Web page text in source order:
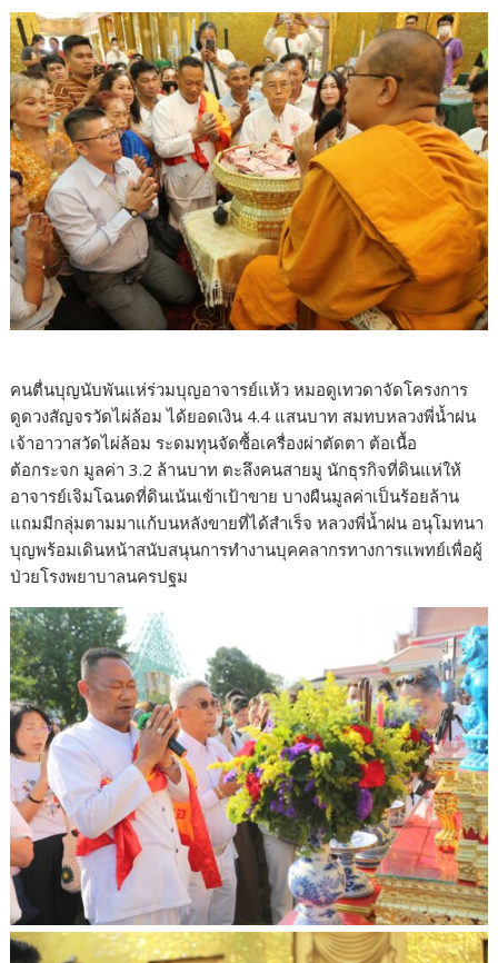
คนตื่นบุญนับพันแห่ร่วมบุญอาจารย์แห้ว หมอดูเทวดาจัดโครงการ
ดูดวงสัญจรวัดไผ่ล้อม ได้ยอดเงิน 4.4 แสนบาท สมทบหลวงพี่น้ำฝน
เจ้าอาวาสวัดไผ่ล้อม ระดมทุนจัดซื้อเครื่องผ่าตัดตา ต้อเนื้อ
ต้อกระจก มูลค่า 3.2 ล้านบาท ตะลึงคนสายมู นักธุรกิจที่ดินแห่ให้
อาจารย์เจิมโฉนดที่ดินเน้นเข้าเป้าขาย บางผืนมูลค่าเป็นร้อยล้าน
แถมมีกลุ่มตามมาแก้บนหลังขายที่ได้สำเร็จ หลวงพี่น้ำฝน อนุโมทนา
บุญพร้อมเดินหน้าสนับสนุนการทำงานบุคคลากรทางการแพทย์เพื่อผู้
ป่วยโรงพยาบาลนครปฐม